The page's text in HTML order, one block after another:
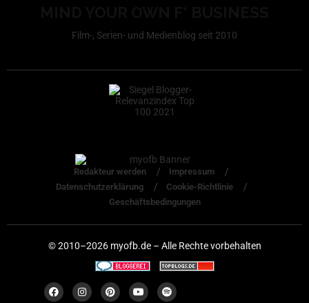
Film-, Serien- und Medienblog seit 2010
Redakteur werden
Impressum
Datenschutzerklärung
Cookie-Richtlinie
Geschäftsbedingungen
© 2010–2026 myofb.de – Alle Rechte vorbehalten